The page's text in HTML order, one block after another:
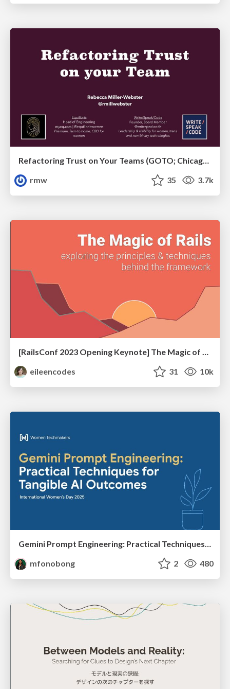
Refactoring Trust on Your Teams (GOTO; Chicago 2020)
rmw
35 3.7k
[RailsConf 2023 Opening Keynote] The Magic of Rails
eileencodes
31 10k
mfonobong
2 480